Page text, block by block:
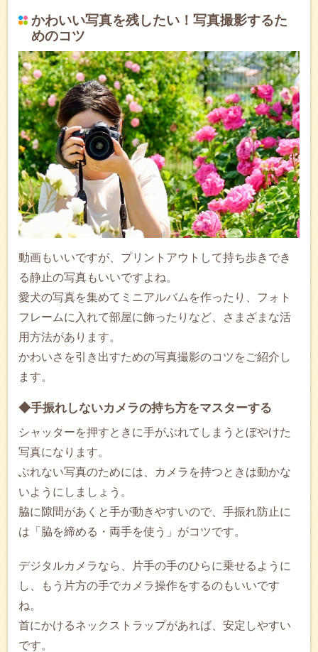
かわいい写真を残したい！写真撮影するた
めのコツ
動画もいいですが、プリントアウトして持ち歩きでき
る静止の写真もいいですよね。
愛犬の写真を集めてミニアルバムを作ったり、フォト
フレームに入れて部屋に飾ったりなど、さまざまな活
用方法があります。
かわいさを引き出すための写真撮影のコツをご紹介し
ます。
◆手振れしないカメラの持ち方をマスターする
シャッターを押すときに手がぶれてしまうとぼやけた
写真になります。
ぶれない写真のためには、カメラを持つときは動かな
いようにしましょう。
脇に隙間があくと手が動きやすいので、手振れ防止に
は「脇を締める・両手を使う」がコツです。
デジタルカメラなら、片手の手のひらに乗せるように
し、もう片方の手でカメラ操作をするのもいいです
ね。
首にかけるネックストラップがあれば、安定しやすい
です。